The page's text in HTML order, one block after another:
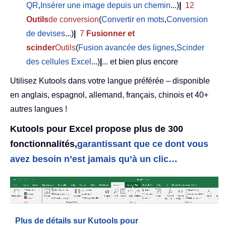
QR, Insérer une image depuis un chemin...)
12
Outilsde conversion(Convertir en mots,Conversion
de devises...) 7 Fusionner et
scinderOutils(Fusion avancée des lignes,Scinder
des cellules Excel ...) ... et bien plus encore
Utilisez Kutools dans votre langue préférée – disponible
en anglais, espagnol, allemand, français, chinois et 40+
autres langues !
Kutools pour Excel propose plus de 300
fonctionnalités,garantissant que ce dont vous
avez besoin n’est jamais qu’à un clic…
Plus de détails sur Kutools pour